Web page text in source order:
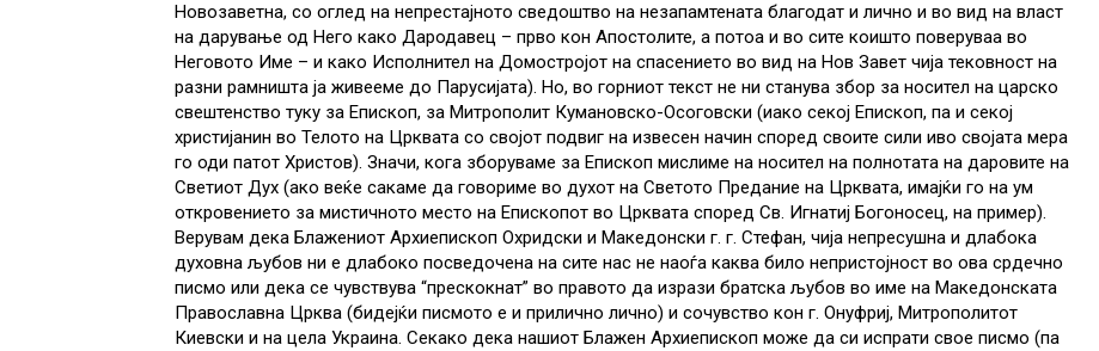
Новозаветна, со оглед на непрестајното сведоштво на незапамтената благодат и лично и во вид на власт
на дарување од Него како Дародавец – прво кон Апостолите, а потоа и во сите коишто поверуваа во
Неговото Име – и како Исполнител на Домостројот на спасението во вид на Нов Завет чија тековност на
разни рамништа ја живееме до Парусијата). Но, во горниот текст не ни станува збор за носител на царско
свештенство туку за Епископ, за Митрополит Кумановско-Осоговски (иако секој Епископ, па и секој
христијанин во Телото на Црквата со својот подвиг на извесен начин според своите сили иво својата мера
го оди патот Христов). Значи, кога зборуваме за Епископ мислиме на носител на полнотата на даровите на
Светиот Дух (ако веќе сакаме да говориме во духот на Светото Предание на Црквата, имајќи го на ум
откровението за мистичното место на Епископот во Црквата според Св. Игнатиј Богоносец, на пример).
Верувам дека Блажениот Архиепископ Охридски и Македонски г. г. Стефан, чија непресушна и длабока
духовна љубов ни е длабоко посведочена на сите нас не наоѓа каква било непристојност во ова срдечно
писмо или дека се чувствува “прескокнат” во правото да изрази братска љубов во име на Македонската
Православна Црква (бидејќи писмото е и прилично лично) и сочувство кон г. Онуфриј, Митрополитот
Киевски и на цела Украина. Секако дека нашиот Блажен Архиепископ може да си испрати свое писмо (па